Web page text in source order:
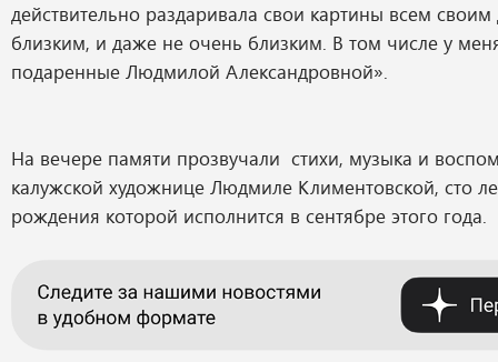
действительно раздаривала свои картины всем
близким, и даже не очень близким. В том числе у
подаренные Людмилой Александровной».
На вечере памяти прозвучали стихи, музыка и
калужской художнице Людмиле Климентовской, сто
рождения которой исполнится в сентябре этого года.